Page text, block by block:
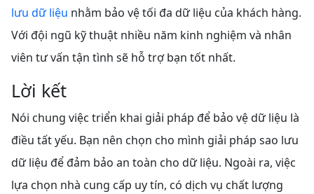
lưu dữ liệu nhằm bảo vệ tối đa dữ liệu của khách hàng.
Với đội ngũ kỹ thuật nhiều năm kinh nghiệm và nhân
viên tư vấn tận tình sẽ hỗ trợ bạn tốt nhất.
Lời kết
Nói chung việc triển khai giải pháp để bảo vệ dữ liệu là
điều tất yếu. Bạn nên chọn cho mình giải pháp sao lưu
dữ liệu để đảm bảo an toàn cho dữ liệu. Ngoài ra, việc
lựa chọn nhà cung cấp uy tín, có dịch vụ chất lượng